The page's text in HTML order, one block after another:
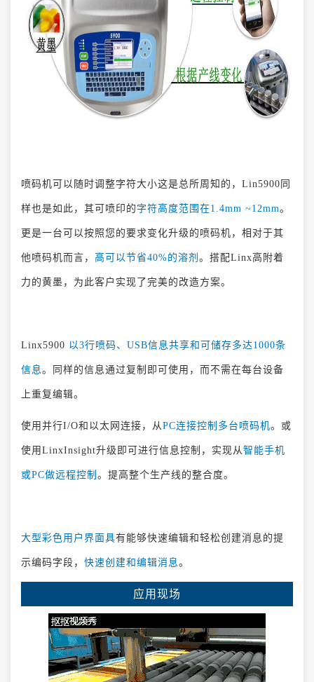
喷码机可以随时调整字符大小这是总所周知的，Lin5900同
样也是如此，其可喷印的 字符高度范围在1.4mm ~12mm。
更是一台可以按照您的要求变化升级的喷码机，相对于其
他喷码机而言， 高可以节省40%的溶剂 。搭配Linx高附着
力的黄墨，为此客户实现了完美的改造方案。
Linx5900 以3行喷码、USB信息共享和可储存多达1000条
信息。同样的信息通过复制即可使用，而不需在每台设备
上重复编辑。
使用并行I/O和以太网连接，从 PC连接控制多台喷码机。或
使用LinxInsight升级即可进行信息控制，实现从 智能手机
或PC做远程控制 。提高整个生产线的整合度。
大型彩色用户界面具有能够快速编辑和轻松创建消息的提
示编码字段， 快速创建和编辑消息。
应用现场